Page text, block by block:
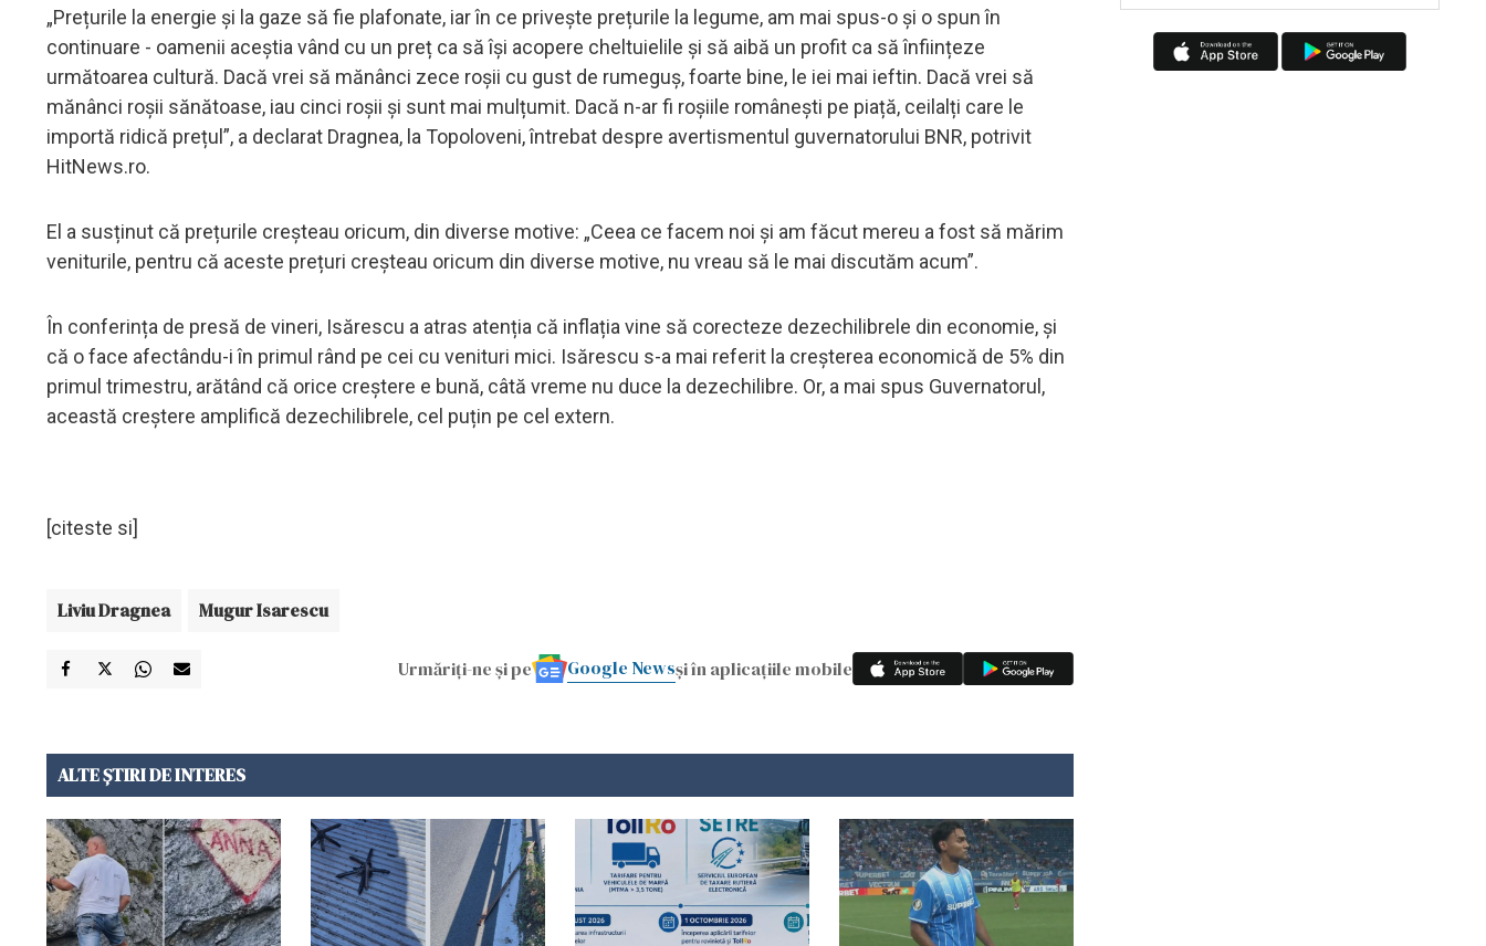
„Prețurile la energie și la gaze să fie plafonate, iar în ce privește prețurile la legume, am mai spus-o și o spun în
continuare - oamenii aceștia vând cu un preț ca să își acopere cheltuielile și să aibă un profit ca să înființeze
următoarea cultură. Dacă vrei să mănânci zece roșii cu gust de rumeguș, foarte bine, le iei mai ieftin. Dacă vrei să
mănânci roșii sănătoase, iau cinci roșii și sunt mai mulțumit. Dacă n-ar fi roșiile românești pe piață, ceilalți care le
importă ridică prețul”, a declarat Dragnea, la Topoloveni, întrebat despre avertismentul guvernatorului BNR, potrivit
HitNews.ro.
El a susținut că prețurile creșteau oricum, din diverse motive: „Ceea ce facem noi și am făcut mereu a fost să mărim
veniturile, pentru că aceste prețuri creșteau oricum din diverse motive, nu vreau să le mai discutăm acum”.
În conferința de presă de vineri, Isărescu a atras atenția că inflația vine să corecteze dezechilibrele din economie, și
că o face afectându-i în primul rând pe cei cu venituri mici. Isărescu s-a mai referit la creșterea economică de 5% din
primul trimestru, arătând că orice creștere e bună, câtă vreme nu duce la dezechilibre. Or, a mai spus Guvernatorul,
această creștere amplifică dezechilibrele, cel puțin pe cel extern.
[citeste si]
Liviu Dragnea Mugur Isarescu
Urmăriți-ne și pe Google Newsși în aplicațiile mobile
ALTE ȘTIRI DE INTERES